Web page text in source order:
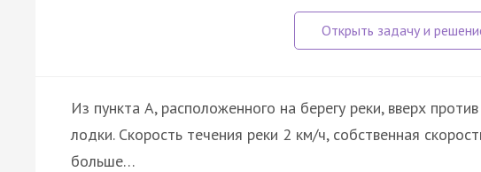
Из пункта A, расположенного на берегу реки, вверх
лодки. Скорость течения реки 2 км/ч, собственная
больше…